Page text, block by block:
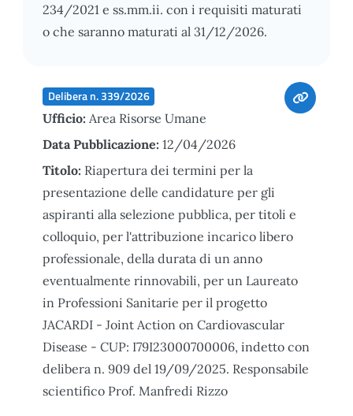
234/2021 e ss.mm.ii. con i requisiti maturati
o che saranno maturati al 31/12/2026.
Delibera n. 339/2026
Ufficio: Area Risorse Umane
Data Pubblicazione: 12/04/2026
Titolo: Riapertura dei termini per la
presentazione delle candidature per gli
aspiranti alla selezione pubblica, per titoli e
colloquio, per l'attribuzione incarico libero
professionale, della durata di un anno
eventualmente rinnovabili, per un Laureato
in Professioni Sanitarie per il progetto
JACARDI - Joint Action on Cardiovascular
Disease - CUP: I79I23000700006, indetto con
delibera n. 909 del 19/09/2025. Responsabile
scientifico Prof. Manfredi Rizzo